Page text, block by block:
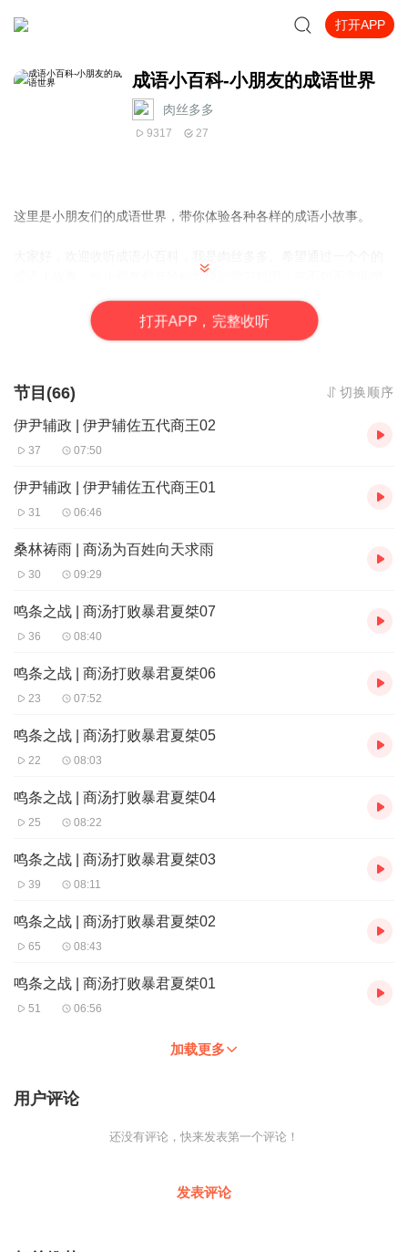
打开APP
成语小百科-小朋友的成语世界
肉丝多多
9317 27
这里是小朋友们的成语世界，带你体验各种各样的成语小故事。
成语小故事，给小朋友创造轻松愉悦的学习氛围，在不知不觉间增
每天至少更新一集，欢迎订阅！
打开APP，完整收听
节目(66) 切换顺序
伊尹辅政 | 伊尹辅佐五代商王02
37 07:50
伊尹辅政 | 伊尹辅佐五代商王01
31 06:46
桑林祷雨 | 商汤为百姓向天求雨
30 09:29
鸣条之战 | 商汤打败暴君夏桀07
36 08:40
鸣条之战 | 商汤打败暴君夏桀06
23 07:52
鸣条之战 | 商汤打败暴君夏桀05
22 08:03
鸣条之战 | 商汤打败暴君夏桀04
25 08:22
鸣条之战 | 商汤打败暴君夏桀03
39 08:11
鸣条之战 | 商汤打败暴君夏桀02
65 08:43
鸣条之战 | 商汤打败暴君夏桀01
51 06:56
加载更多
用户评论
还没有评论，快来发表第一个评论！
发表评论